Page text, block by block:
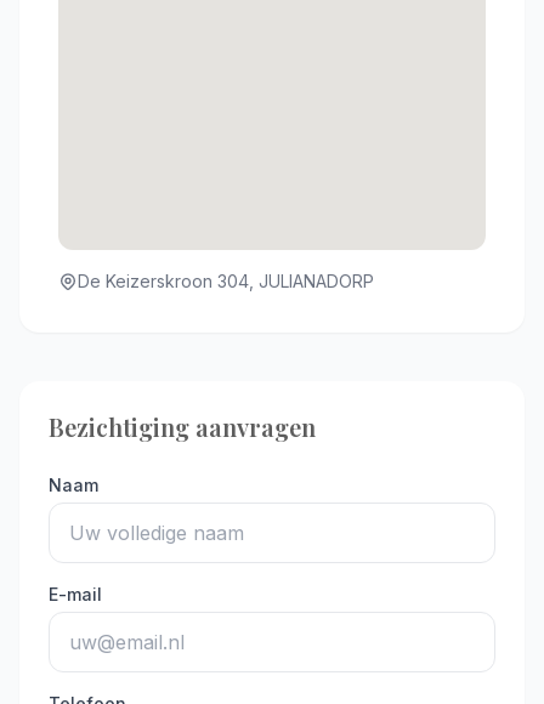
De Keizerskroon 304, JULIANADORP
Bezichtiging aanvragen
Naam
E-mail